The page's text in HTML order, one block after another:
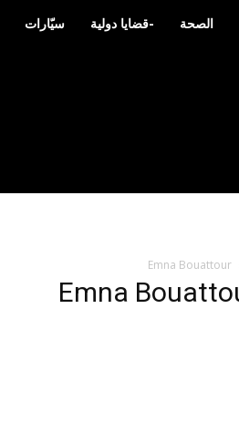
سيّارات -قضايا دولية الصحة
Emna Bouattour